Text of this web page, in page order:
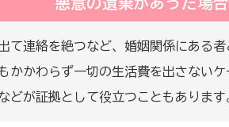
て連絡を絶つなど、婚姻関係にある
かかわらず一切の生活費を出さない
が証拠として役立つこともあります